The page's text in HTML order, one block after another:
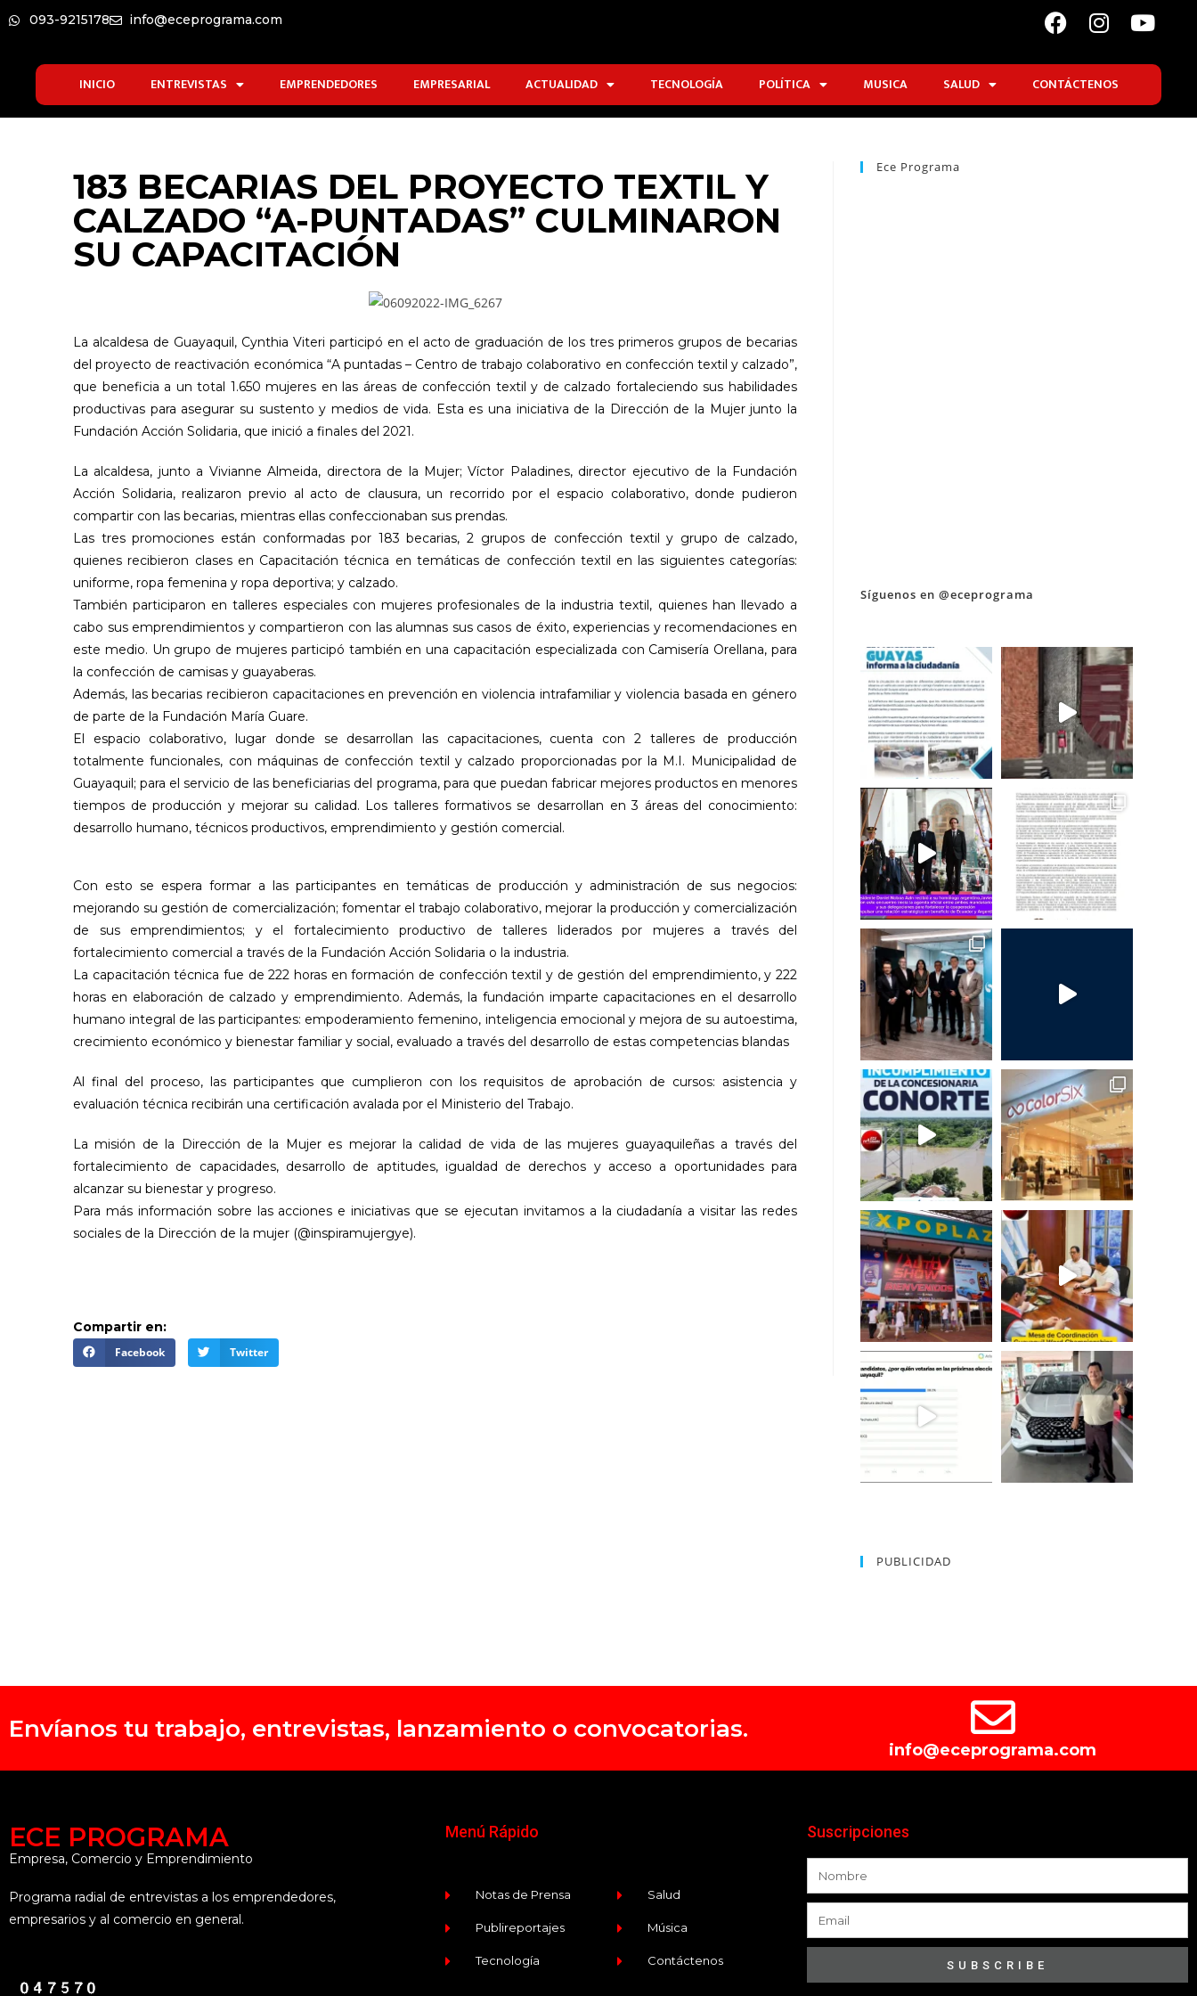
093-9215178 info@eceprograma.com
INICIO ENTREVISTAS EMPRENDEDORES EMPRESARIAL ACTUALIDAD TECNOLOGÍA POLÍTICA MUSICA SALUD CONTÁCTENOS
183 BECARIAS DEL PROYECTO TEXTIL Y
CALZADO “A-PUNTADAS” CULMINARON
SU CAPACITACIÓN
La alcaldesa de Guayaquil, Cynthia Viteri participó en el acto de graduación de los tres primeros grupos de becarias
del proyecto de reactivación económica “A puntadas – Centro de trabajo colaborativo en confección textil y calzado”,
que beneficia a un total 1.650 mujeres en las áreas de confección textil y de calzado fortaleciendo sus habilidades
productivas para asegurar su sustento y medios de vida. Esta es una iniciativa de la Dirección de la Mujer junto la
Fundación Acción Solidaria, que inició a finales del 2021.
La alcaldesa, junto a Vivianne Almeida, directora de la Mujer; Víctor Paladines, director ejecutivo de la Fundación
Acción Solidaria, realizaron previo al acto de clausura, un recorrido por el espacio colaborativo, donde pudieron
compartir con las becarias, mientras ellas confeccionaban sus prendas.
Las tres promociones están conformadas por 183 becarias, 2 grupos de confección textil y grupo de calzado,
quienes recibieron clases en Capacitación técnica en temáticas de confección textil en las siguientes categorías:
uniforme, ropa femenina y ropa deportiva; y calzado.
También participaron en talleres especiales con mujeres profesionales de la industria textil, quienes han llevado a
cabo sus emprendimientos y compartieron con las alumnas sus casos de éxito, experiencias y recomendaciones en
este medio. Un grupo de mujeres participó también en una capacitación especializada con Camisería Orellana, para
la confección de camisas y guayaberas.
Además, las becarias recibieron capacitaciones en prevención en violencia intrafamiliar y violencia basada en género
de parte de la Fundación María Guare.
El espacio colaborativo, lugar donde se desarrollan las capacitaciones, cuenta con 2 talleres de producción
totalmente funcionales, con máquinas de confección textil y calzado proporcionadas por la M.I. Municipalidad de
Guayaquil; para el servicio de las beneficiarias del programa, para que puedan fabricar mejores productos en menores
tiempos de producción y mejorar su calidad. Los talleres formativos se desarrollan en 3 áreas del conocimiento:
desarrollo humano, técnicos productivos, emprendimiento y gestión comercial.
Con esto se espera formar a las participantes en temáticas de producción y administración de sus negocios:
mejorando su gestión de comercialización; fomentar el trabajo colaborativo, mejorar la producción y comercialización
de sus emprendimientos; y el fortalecimiento productivo de talleres liderados por mujeres a través del
fortalecimiento comercial a través de la Fundación Acción Solidaria o la industria.
La capacitación técnica fue de 222 horas en formación de confección textil y de gestión del emprendimiento, y 222
horas en elaboración de calzado y emprendimiento. Además, la fundación imparte capacitaciones en el desarrollo
humano integral de las participantes: empoderamiento femenino, inteligencia emocional y mejora de su autoestima,
crecimiento económico y bienestar familiar y social, evaluado a través del desarrollo de estas competencias blandas
Al final del proceso, las participantes que cumplieron con los requisitos de aprobación de cursos: asistencia y
evaluación técnica recibirán una certificación avalada por el Ministerio del Trabajo.
La misión de la Dirección de la Mujer es mejorar la calidad de vida de las mujeres guayaquileñas a través del
fortalecimiento de capacidades, desarrollo de aptitudes, igualdad de derechos y acceso a oportunidades para
alcanzar su bienestar y progreso.
Para más información sobre las acciones e iniciativas que se ejecutan invitamos a la ciudadanía a visitar las redes
sociales de la Dirección de la mujer (@inspiramujergye).
Compartir en:
Facebook Twitter
Ece Programa
Síguenos en @eceprograma
PUBLICIDAD
Envíanos tu trabajo, entrevistas, lanzamiento o convocatorias.
info@eceprograma.com
ECE PROGRAMA
Empresa, Comercio y Emprendimiento
Programa radial de entrevistas a los emprendedores,
empresarios y al comercio en general.
Menú Rápido
Notas de Prensa
Publireportajes
Tecnología
Salud
Música
Contáctenos
Suscripciones
SUBSCRIBE